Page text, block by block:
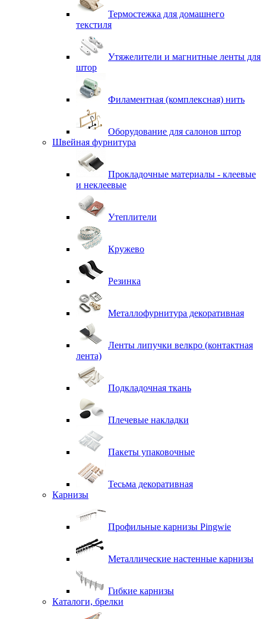
Термостежка для домашнего
текстиля
Утяжелители и магнитные ленты для
штор
Филаментная (комплексная) нить
Оборудование для салонов штор
Швейная фурнитура
Прокладочные материалы - клеевые
и неклеевые
Утеплители
Кружево
Резинка
Металлофурнитура декоративная
Ленты липучки велкро (контактная
лента)
Подкладочная ткань
Плечевые накладки
Пакеты упаковочные
Тесьма декоративная
Карнизы
Профильные карнизы Pingwie
Металлические настенные карнизы
Гибкие карнизы
Каталоги, брелки